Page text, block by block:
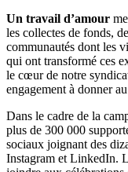
Un travail d’amour
les collectes de fonds,
communautés dont les
qui ont transformé ces
le cœur de notre
engagement à donner
Dans le cadre de la
plus de 300 000
sociaux joignant des
Instagram et LinkedIn.